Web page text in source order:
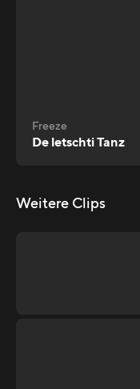
Freeze
De letschti Tanz
Weitere Clips